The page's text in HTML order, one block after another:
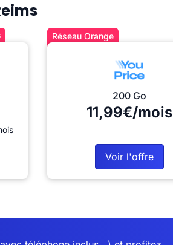
Réseau Orange
200 Go
11,99€/mois
Voir l'offre